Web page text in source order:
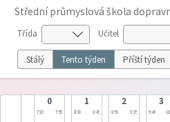
Střední průmyslová škola
Třída Učitel
Stálý Tento týden Příští týden
0
7:10 7:55
1
8:00 8:45
2
8:50 9:35
3
9:40